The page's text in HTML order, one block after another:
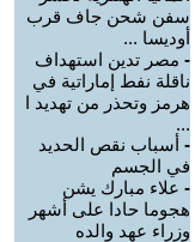
سفن شحن جاف قرب
أوديسا ...
- مصر تدين استهداف
ناقلة نفط إماراتية في
هرمز وتحذر من تهديد ا
...
- أسباب نقص الحديد
في الجسم
- علاء مبارك يشن
هجوما حادا على أشهر
وزراء عهد والده